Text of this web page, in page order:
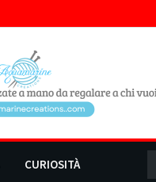
CURIOSITÀ